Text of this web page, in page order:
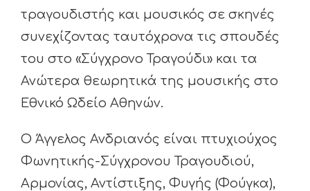
τραγουδιστής και μουσικός σε σκηνές
συνεχίζοντας ταυτόχρονα τις σπουδές
του στο «Σύγχρονο Τραγούδι» και τα
Ανώτερα θεωρητικά της μουσικής στο
Εθνικό Ωδείο Αθηνών.
Ο Άγγελος Ανδριανός είναι πτυχιούχος
Φωνητικής-Σύγχρονου Τραγουδιού,
Αρμονίας, Αντίστιξης, Φυγής (Φούγκα),